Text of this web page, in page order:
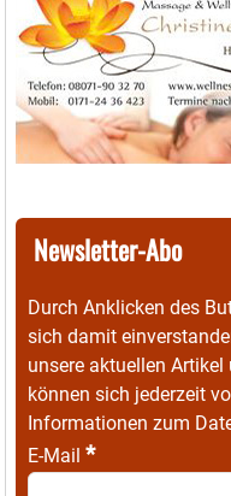
Newsletter-Abo
Durch Anklicken des
sich damit
unsere aktuellen
können sich jederzeit
Informationen zum
E-Mail *